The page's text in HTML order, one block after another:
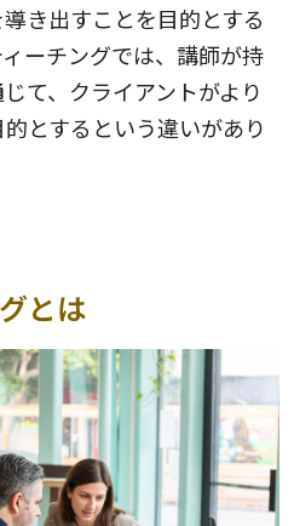
き出すことを目的とする
ーチングでは、講師が持
て、クライアントがより
とするという違いがあり
とは